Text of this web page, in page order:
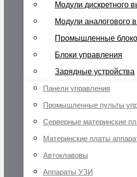
Модули дискретного
Модули аналогового
Промышленные
Блоки управления
Зарядные устройства
Панели управления
Промышленные пульты
Серверные материнские
Материнские платы
Автоклавовы
Аппараты УЗИ